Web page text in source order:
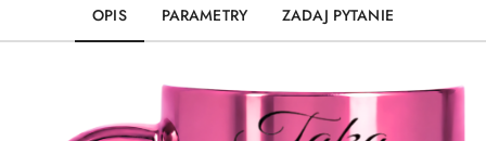
OPIS PARAMETRY ZADAJ PYTANIE